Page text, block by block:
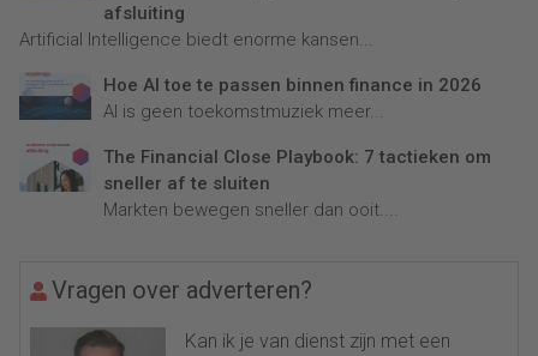
afsluiting
Artificial Intelligence biedt enorme kansen...
Hoe AI toe te passen binnen finance in 2026
AI is geen toekomstmuziek meer...
The Financial Close Playbook: 7 tactieken om
sneller af te sluiten
Markten bewegen sneller dan ooit....
Vragen over adverteren?
Kan ik je van dienst zijn met een